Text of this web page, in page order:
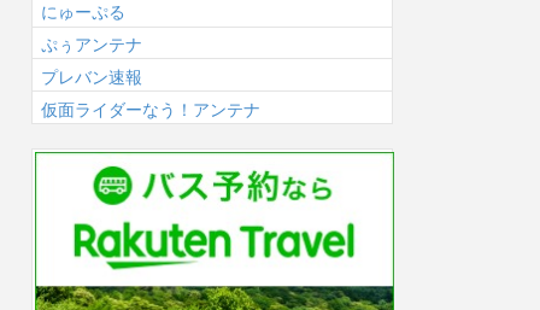
にゅーぷる
ぷぅアンテナ
プレバン速報
仮面ライダーなう！アンテナ